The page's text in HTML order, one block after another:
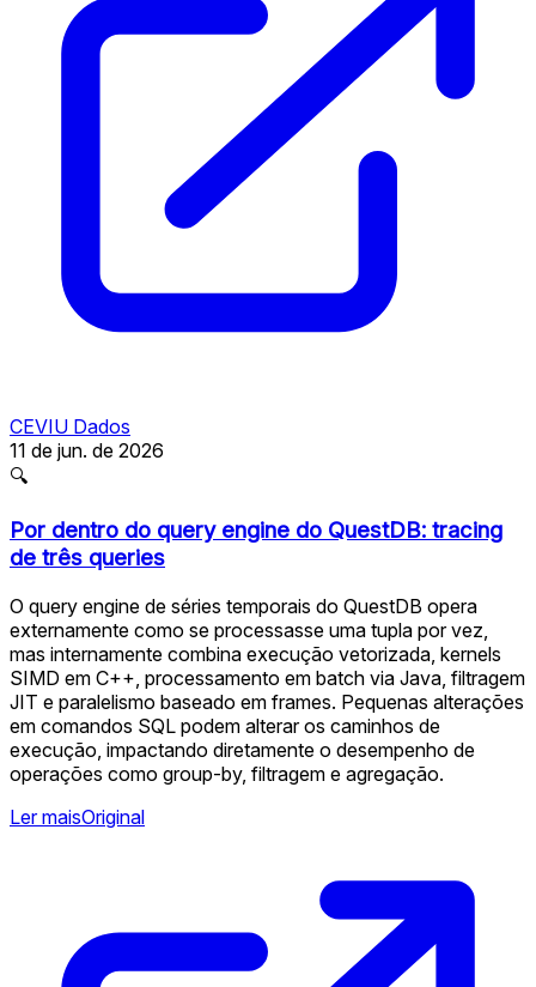
CEVIU Dados
11 de jun. de 2026
🔍
Por dentro do query engine do QuestDB: tracing
de três queries
O query engine de séries temporais do QuestDB opera
externamente como se processasse uma tupla por vez,
mas internamente combina execução vetorizada, kernels
SIMD em C++, processamento em batch via Java, filtragem
JIT e paralelismo baseado em frames. Pequenas alterações
em comandos SQL podem alterar os caminhos de
execução, impactando diretamente o desempenho de
operações como group-by, filtragem e agregação.
Ler maisOriginal